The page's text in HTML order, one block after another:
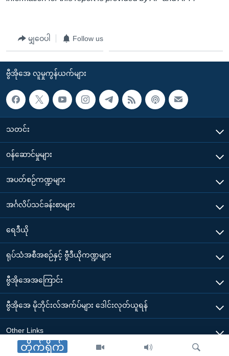
တိုက်ရိုက်
မျှဝေပါ Follow us
ဗွီအိုအေ လူမှုကွန်ယက်များ
သတင်း
၀န်ဆောင်မှုများ
အပတ်စဉ်ကဏ္ဍများ
အင်္ဂလိပ်သင်ခန်းစာများ
ရေဒီယို
ရုပ်သံအစီအစဉ်နှင့် ဗွီဒီယိုကဏ္ဍများ
ဗွီအိုအေအကြောင်း
ဗွီအိုအေ မိုဘိုင်းလ်အက်ပ်များ ဒေါင်းလုတ်ယူရန်
Other Links